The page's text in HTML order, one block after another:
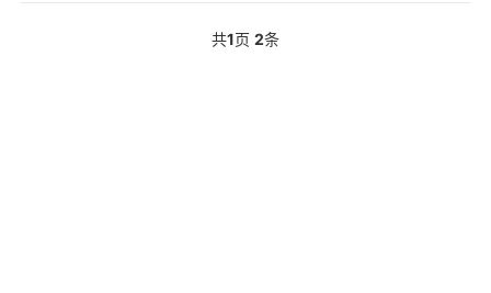
共1页 2条